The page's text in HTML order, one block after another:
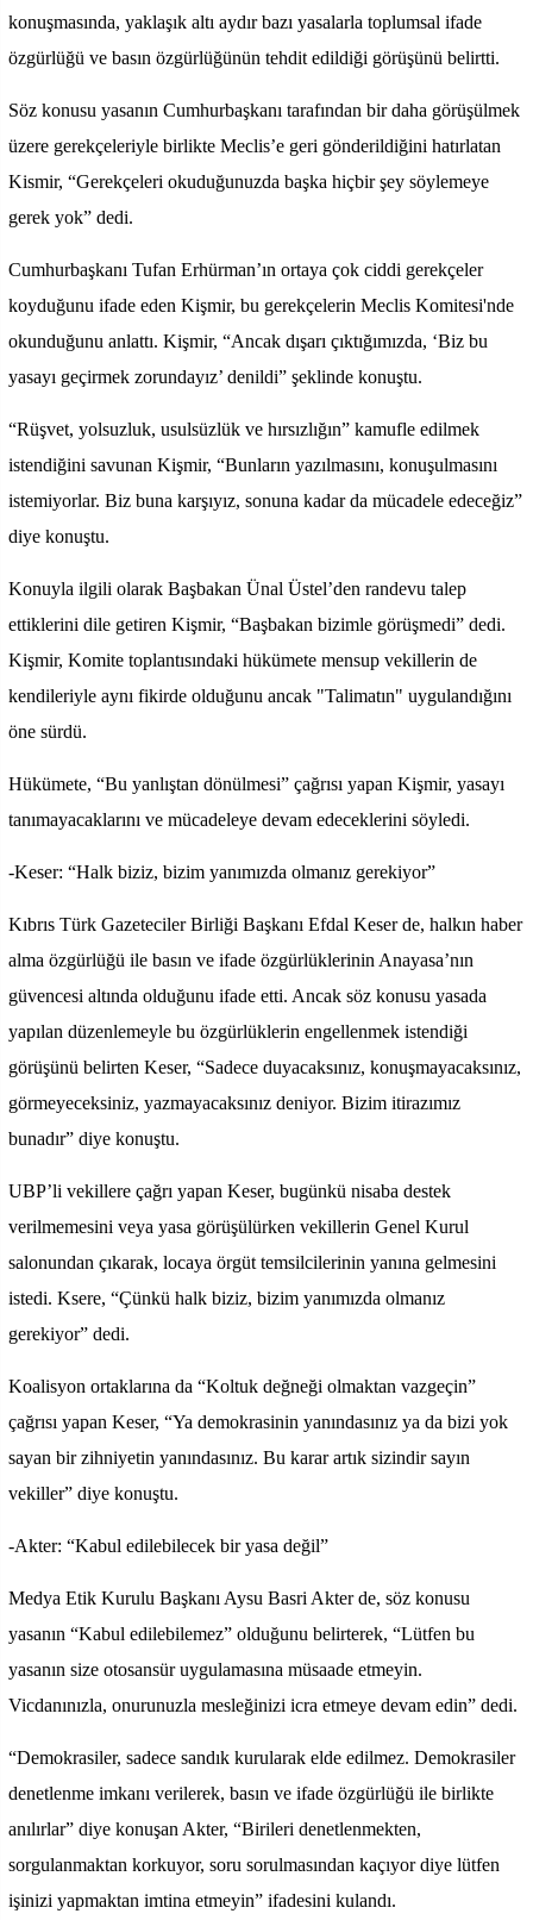
konuşmasında, yaklaşık altı aydır bazı yasalarla toplumsal ifade
özgürlüğü ve basın özgürlüğünün tehdit edildiği görüşünü belirtti.
Söz konusu yasanın Cumhurbaşkanı tarafından bir daha görüşülmek
üzere gerekçeleriyle birlikte Meclis’e geri gönderildiğini hatırlatan
Kismir, “Gerekçeleri okuduğunuzda başka hiçbir şey söylemeye
gerek yok” dedi.
Cumhurbaşkanı Tufan Erhürman’ın ortaya çok ciddi gerekçeler
koyduğunu ifade eden Kişmir, bu gerekçelerin Meclis Komitesi'nde
okunduğunu anlattı. Kişmir, “Ancak dışarı çıktığımızda, ‘Biz bu
yasayı geçirmek zorundayız’ denildi” şeklinde konuştu.
“Rüşvet, yolsuzluk, usulsüzlük ve hırsızlığın” kamufle edilmek
istendiğini savunan Kişmir, “Bunların yazılmasını, konuşulmasını
istemiyorlar. Biz buna karşıyız, sonuna kadar da mücadele edeceğiz”
diye konuştu.
Konuyla ilgili olarak Başbakan Ünal Üstel’den randevu talep
ettiklerini dile getiren Kişmir, “Başbakan bizimle görüşmedi” dedi.
Kişmir, Komite toplantısındaki hükümete mensup vekillerin de
kendileriyle aynı fikirde olduğunu ancak "Talimatın" uygulandığını
öne sürdü.
Hükümete, “Bu yanlıştan dönülmesi” çağrısı yapan Kişmir, yasayı
tanımayacaklarını ve mücadeleye devam edeceklerini söyledi.
-Keser: “Halk biziz, bizim yanımızda olmanız gerekiyor”
Kıbrıs Türk Gazeteciler Birliği Başkanı Efdal Keser de, halkın haber
alma özgürlüğü ile basın ve ifade özgürlüklerinin Anayasa’nın
güvencesi altında olduğunu ifade etti. Ancak söz konusu yasada
yapılan düzenlemeyle bu özgürlüklerin engellenmek istendiği
görüşünü belirten Keser, “Sadece duyacaksınız, konuşmayacaksınız,
görmeyeceksiniz, yazmayacaksınız deniyor. Bizim itirazımız
bunadır” diye konuştu.
UBP’li vekillere çağrı yapan Keser, bugünkü nisaba destek
verilmemesini veya yasa görüşülürken vekillerin Genel Kurul
salonundan çıkarak, locaya örgüt temsilcilerinin yanına gelmesini
istedi. Ksere, “Çünkü halk biziz, bizim yanımızda olmanız
gerekiyor” dedi.
Koalisyon ortaklarına da “Koltuk değneği olmaktan vazgeçin”
çağrısı yapan Keser, “Ya demokrasinin yanındasınız ya da bizi yok
sayan bir zihniyetin yanındasınız. Bu karar artık sizindir sayın
vekiller” diye konuştu.
-Akter: “Kabul edilebilecek bir yasa değil”
Medya Etik Kurulu Başkanı Aysu Basri Akter de, söz konusu
yasanın “Kabul edilebilemez” olduğunu belirterek, “Lütfen bu
yasanın size otosansür uygulamasına müsaade etmeyin.
Vicdanınızla, onurunuzla mesleğinizi icra etmeye devam edin” dedi.
“Demokrasiler, sadece sandık kurularak elde edilmez. Demokrasiler
denetlenme imkanı verilerek, basın ve ifade özgürlüğü ile birlikte
anılırlar” diye konuşan Akter, “Birileri denetlenmekten,
sorgulanmaktan korkuyor, soru sorulmasından kaçıyor diye lütfen
işinizi yapmaktan imtina etmeyin” ifadesini kulandı.